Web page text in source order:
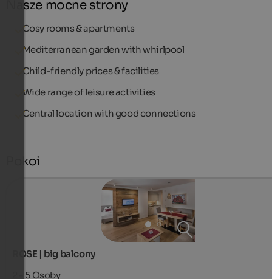
Nasze mocne strony
Cosy rooms & apartments
Mediterranean garden with whirlpool
Child-friendly prices & facilities
Wide range of leisure activities
Central location with good connections
Pokoi
ROSE | big balcony
2 - 5 Osoby